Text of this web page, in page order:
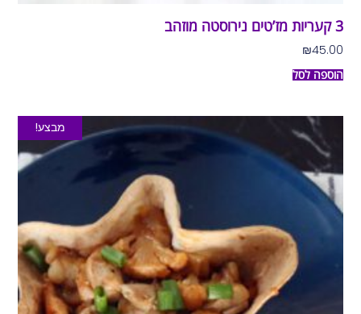
3 קעריות מז’טים נירוסטה מוזהב
₪45.00
הוספה לסל
מבצע!